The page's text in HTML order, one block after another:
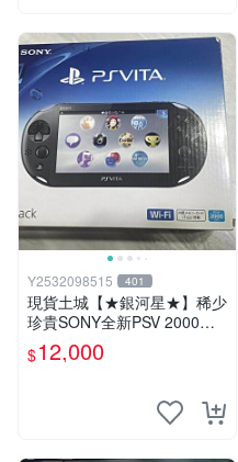
Y2532098515 401
現貨土城【★銀河星★】稀少
珍貴SONY全新PSV 2000主
機.可轉換中文.全新PSV未使
用
$12,000